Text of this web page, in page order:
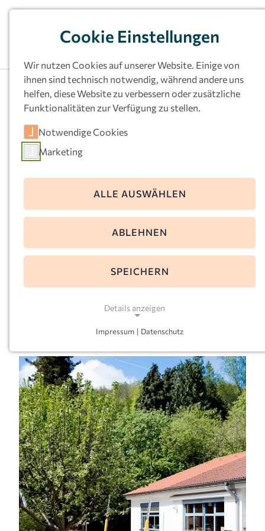
Kath.
Kindertageseinrichtu
ng St. Bonifatius,
Hagen-Hohenlimburg
58119 Hagen
Telefon:
bonifatius-hohenlimburg@kath-kitas-
Katharina Brieden
Cookie Einstellungen
Wir nutzen Cookies auf unserer Website. Einige von
ihnen sind technisch notwendig, während andere uns
helfen, diese Website zu verbessern oder zusätzliche
Funktionalitäten zur Verfügung zu stellen.
Notwendige Cookies
Marketing
ALLE AUSWÄHLEN
ABLEHNEN
SPEICHERN
Details anzeigen
Notwendige Cookies ermöglichen grundlegende
Funktionen und sind für die einwandfreie Funktion
der Website erforderlich.
Einverständnis-Cookie
Name:
cookie_consent
Zweck:
Dieser Cookie speichert die ausgewählten
Einverständnis-Optionen des Benutzers
Cookie Laufzeit:
Impressum | Datenschutz